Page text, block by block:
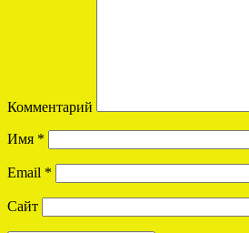
Комментарий
Имя *
Email *
Сайт